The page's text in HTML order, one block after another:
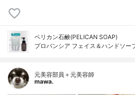
ペリカン石鹸(PELICAN SOAP)
プロバンシア フェイス＆ハンドソー
元美容部員＋元美容師
mawa.